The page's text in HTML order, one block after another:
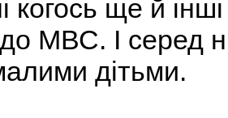
когось ще й
МВС. І серед
дітьми.